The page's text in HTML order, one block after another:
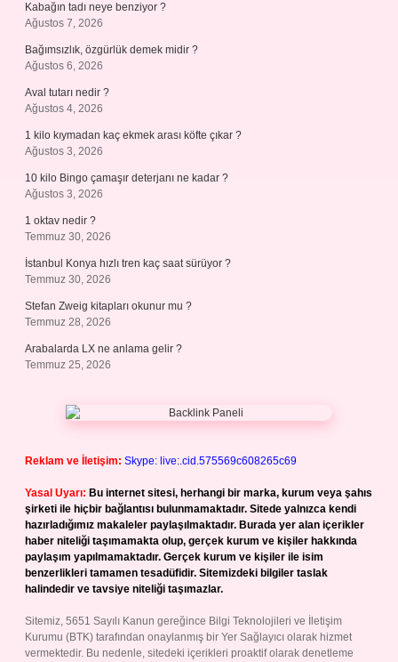
Kabağın tadı neye benziyor ?
Ağustos 7, 2026
Bağımsızlık, özgürlük demek midir ?
Ağustos 6, 2026
Aval tutarı nedir ?
Ağustos 4, 2026
1 kilo kıymadan kaç ekmek arası köfte çıkar ?
Ağustos 3, 2026
10 kilo Bingo çamaşır deterjanı ne kadar ?
Ağustos 3, 2026
1 oktav nedir ?
Temmuz 30, 2026
İstanbul Konya hızlı tren kaç saat sürüyor ?
Temmuz 30, 2026
Stefan Zweig kitapları okunur mu ?
Temmuz 28, 2026
Arabalarda LX ne anlama gelir ?
Temmuz 25, 2026
Reklam ve İletişim: Skype: live:.cid.575569c608265c69
Yasal Uyarı: Bu internet sitesi, herhangi bir marka, kurum veya şahıs
şirketi ile hiçbir bağlantısı bulunmamaktadır. Sitede yalnızca kendi
hazırladığımız makaleler paylaşılmaktadır. Burada yer alan içerikler
haber niteliği taşımamakta olup, gerçek kurum ve kişiler hakkında
paylaşım yapılmamaktadır. Gerçek kurum ve kişiler ile isim
benzerlikleri tamamen tesadüfidir. Sitemizdeki bilgiler taslak
halindedir ve tavsiye niteliği taşımazlar.
Sitemiz, 5651 Sayılı Kanun gereğince Bilgi Teknolojileri ve İletişim
Kurumu (BTK) tarafından onaylanmış bir Yer Sağlayıcı olarak hizmet
vermektedir. Bu nedenle, sitedeki içerikleri proaktif olarak denetleme